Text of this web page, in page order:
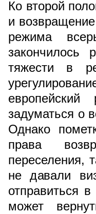
Ко второй
и
режима
закончилось
тяжести в
задуматься о
Однако
права
переселения,
не давали
отправиться
может